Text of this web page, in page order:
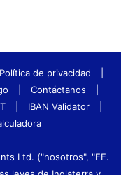
Política de privacidad
Contáctanos
IBAN Validator
Ltd. ("nosotros", "EE.